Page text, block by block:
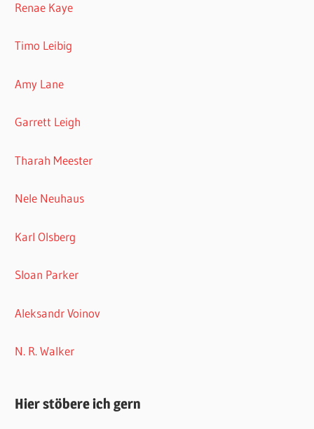
Renae Kaye
Timo Leibig
Amy Lane
Garrett Leigh
Tharah Meester
Nele Neuhaus
Karl Olsberg
Sloan Parker
Aleksandr Voinov
N. R. Walker
Hier stöbere ich gern